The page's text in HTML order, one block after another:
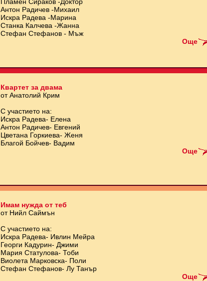
Антон Радичев -Михаил
Искра Радева -Марина
Станка Калчева -Жанна
Стефан Стефанов - Мъж
Още
Квартет за двама
от Анатолий Крим
С участието на:
Искра Радева- Елена
Антон Радичев- Евгений
Цветана Горкиева- Женя
Благой Бойчев- Вадим
Още
Имам нужда от теб
от Нийл Саймън
С участието на:
Искра Радева- Ивлин Мейра
Георги Кадурин- Джими
Мария Статулова- Тоби
Виолета Марковска- Поли
Стефан Стефанов- Лу Танър
Още